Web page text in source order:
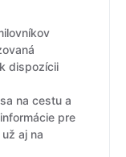
dispozícii
na cestu a
pre
aj na